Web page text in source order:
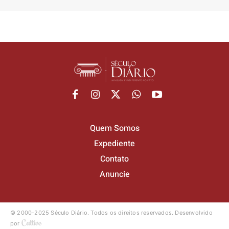
Quem Somos
Expediente
Contato
Anuncie
© 2000-2025 Século Diário.Todos os direitos reservados. Desenvolvido
por